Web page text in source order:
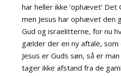
har heller ikke ’ophævet’
men Jesus har ophævet den
Gud og israelitterne, for nu
gælder der en ny aftale,
Jesus er Guds søn, så er
tager ikke afstand fra de